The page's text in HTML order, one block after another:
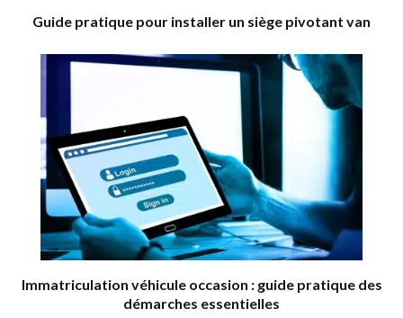
Guide pratique pour installer un siège pivotant van
Immatriculation véhicule occasion : guide pratique des
démarches essentielles